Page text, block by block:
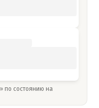
по состоянию на